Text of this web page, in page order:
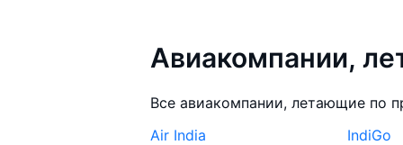
Авиакомпании,
Все авиакомпании, летающие по
Air India
IndiGo